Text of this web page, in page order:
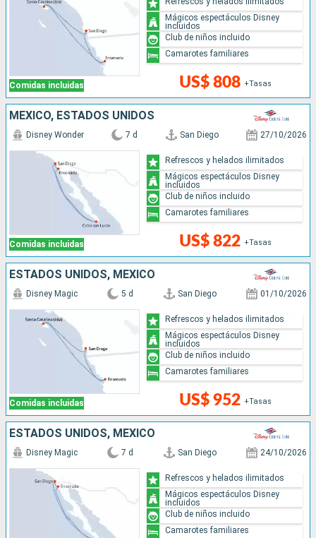
Comidas incluidas US$ 808 +Tasas
Mágicos espectáculos Disney
incluidos
Club de niños incluido
Camarotes familiares
MÉXICO, ESTADOS UNIDOS
Comidas incluidas
Disney Wonder 7 d San Diego 27/10/2026
US$ 822 +Tasas
Refrescos y helados ilimitados
Mágicos espectáculos Disney
incluidos
Club de niños incluido
Camarotes familiares
ESTADOS UNIDOS, MÉXICO
Comidas incluidas
Disney Magic 5 d San Diego 01/10/2026
US$ 952 +Tasas
Refrescos y helados ilimitados
Mágicos espectáculos Disney
incluidos
Club de niños incluido
Camarotes familiares
ESTADOS UNIDOS, MÉXICO
Disney Magic 7 d San Diego 24/10/2026
Refrescos y helados ilimitados
Mágicos espectáculos Disney
incluidos
Club de niños incluido
Camarotes familiares